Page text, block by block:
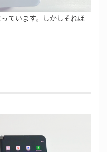
ています。しかしそれほ